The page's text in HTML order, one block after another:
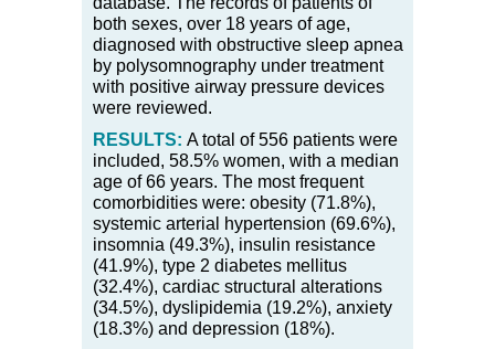
both sexes, over 18 years of age,
diagnosed with obstructive sleep apnea
by polysomnography under treatment
with positive airway pressure devices
were reviewed.
RESULTS: A total of 556 patients were
included, 58.5% women, with a median
age of 66 years. The most frequent
comorbidities were: obesity (71.8%),
systemic arterial hypertension (69.6%),
insomnia (49.3%), insulin resistance
(41.9%), type 2 diabetes mellitus
(32.4%), cardiac structural alterations
(34.5%), dyslipidemia (19.2%), anxiety
(18.3%) and depression (18%).